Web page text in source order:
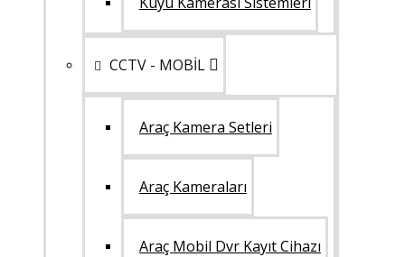
CCTV - MOBİL
Araç Kamera Setleri
Araç Kameraları
Araç Mobil Dvr Kayıt Cihazı